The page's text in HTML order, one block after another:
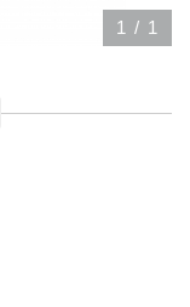
1 / 1